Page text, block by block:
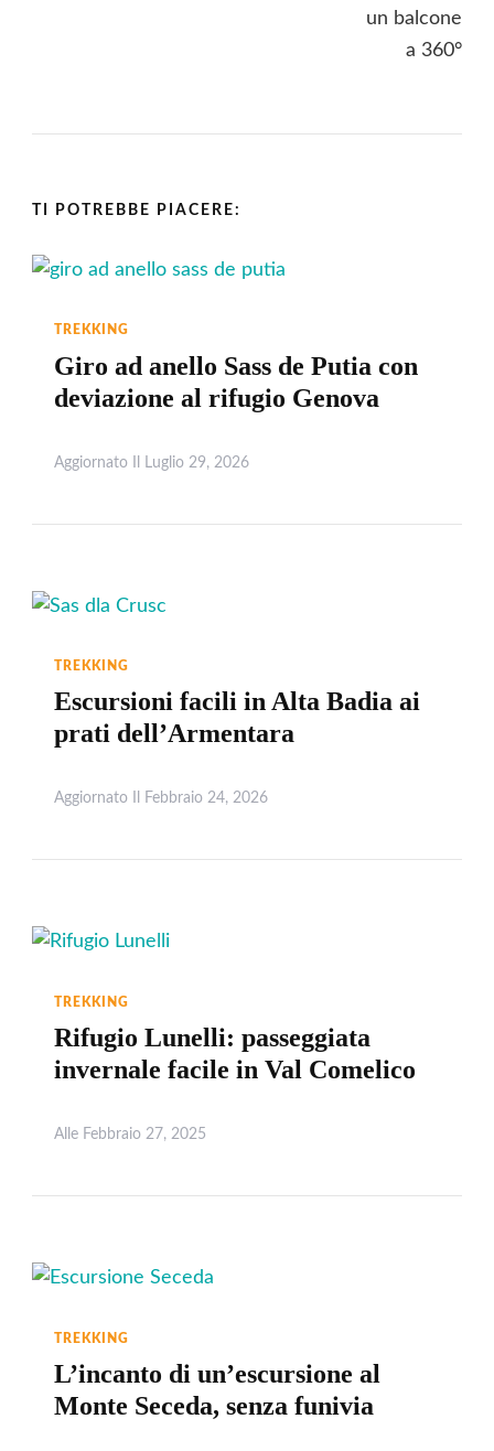
TI POTREBBE PIACERE:
TREKKING
Giro ad anello Sass de Putia con
deviazione al rifugio Genova
Aggiornato Il Luglio 29, 2026
TREKKING
Escursioni facili in Alta Badia ai
prati dell’Armentara
Aggiornato Il Febbraio 24, 2026
TREKKING
Rifugio Lunelli: passeggiata
invernale facile in Val Comelico
Alle Febbraio 27, 2025
TREKKING
L’incanto di un’escursione al
Monte Seceda, senza funivia